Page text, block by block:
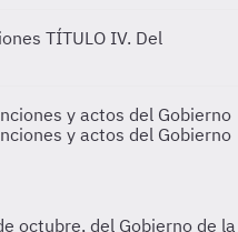
TÍTULO IV. Del
y actos del Gobierno
y actos del Gobierno